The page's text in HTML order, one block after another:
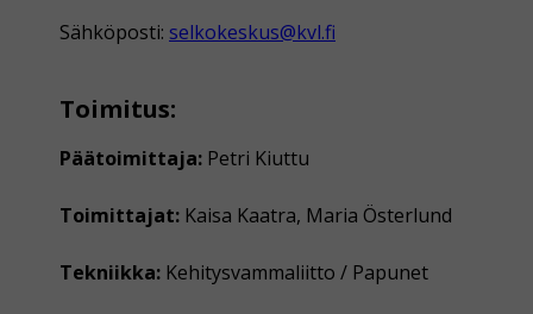
Sähköposti: selkokeskus@kvl.fi
Toimitus:
Päätoimittaja: Petri Kiuttu
Toimittajat: Kaisa Kaatra, Maria Österlund
Tekniikka: Kehitysvammaliitto / Papunet